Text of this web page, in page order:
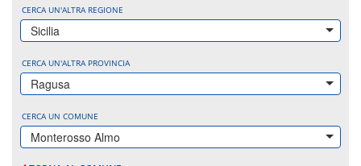
CERCA UN'ALTRA REGIONE
Sicilia
CERCA UN'ALTRA PROVINCIA
Ragusa
CERCA UN COMUNE
Monterosso Almo